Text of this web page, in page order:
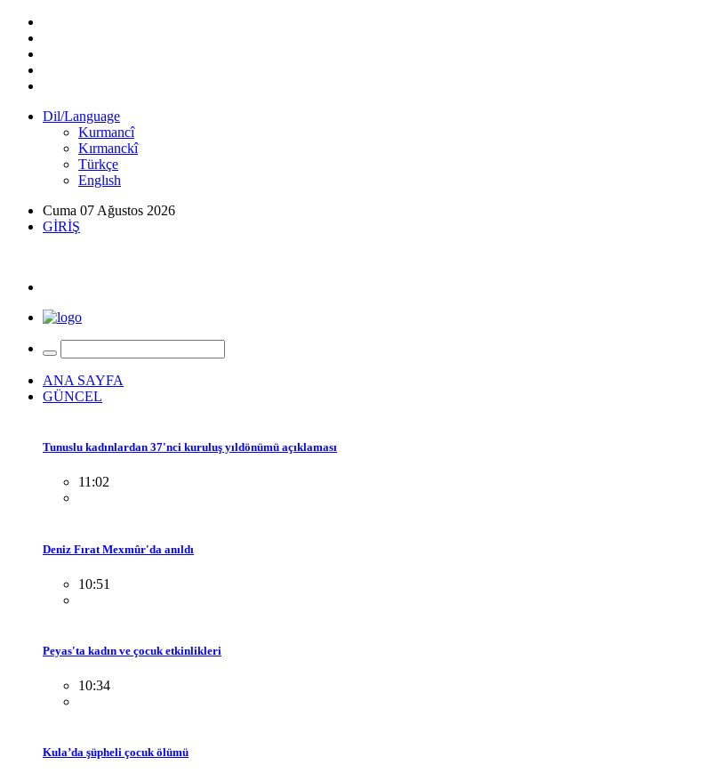
Dil/Language
Kurmancî
Kırmanckî
Türkçe
Englısh
Cuma 07 Ağustos 2026
GİRİŞ
ANA SAYFA
GÜNCEL
Tunuslu kadınlardan 37'nci kuruluş yıldönümü açıklaması
11:02
Deniz Fırat Mexmûr'da anıldı
10:51
Peyas'ta kadın ve çocuk etkinlikleri
10:34
Kula’da şüpheli çocuk ölümü